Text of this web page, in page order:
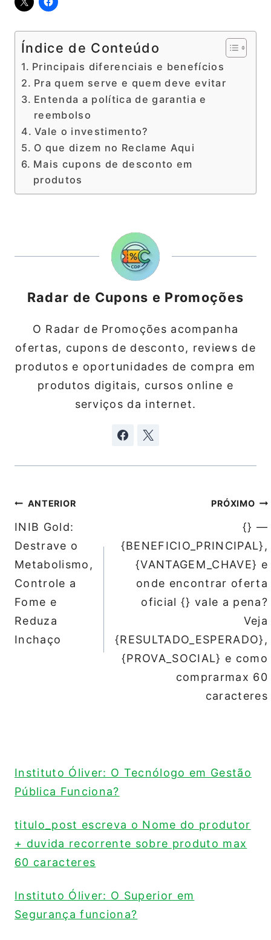
Índice de Conteúdo
Principais diferenciais e benefícios
Pra quem serve e quem deve evitar
Entenda a política de garantia e
reembolso
Vale o investimento?
O que dizem no Reclame Aqui
Mais cupons de desconto em
produtos
Radar de Cupons e Promoções
O Radar de Promoções acompanha
ofertas, cupons de desconto, reviews de
produtos e oportunidades de compra em
produtos digitais, cursos online e
serviços da internet.
Navegação
de
Post
ANTERIOR
INIB Gold:
Destrave o
Metabolismo,
Controle a
Fome e
Reduza
Inchaço
PRÓXIMO
{} —
{BENEFICIO_PRINCIPAL},
{VANTAGEM_CHAVE} e
onde encontrar oferta
oficial {} vale a pena?
Veja
{RESULTADO_ESPERADO},
{PROVA_SOCIAL} e como
comprarmax 60
caracteres
Instituto Óliver: O Tecnólogo em Gestão
Pública Funciona?
titulo_post escreva o Nome do produtor
+ duvida recorrente sobre produto max
60 caracteres
Instituto Óliver: O Superior em
Segurança funciona?